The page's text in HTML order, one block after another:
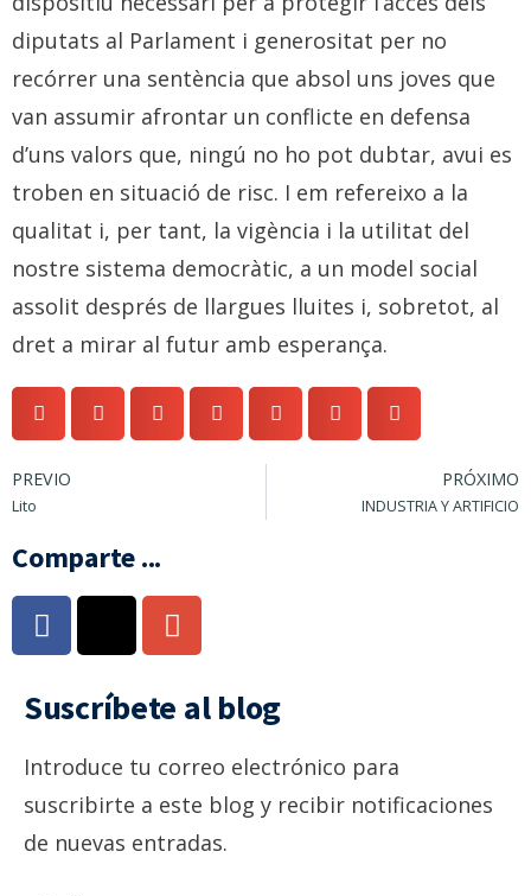
diputats al Parlament i generositat per no
recórrer una sentència que absol uns joves que
van assumir afrontar un conflicte en defensa
d’uns valors que, ningú no ho pot dubtar, avui es
troben en situació de risc. I em refereixo a la
qualitat i, per tant, la vigència i la utilitat del
nostre sistema democràtic, a un model social
assolit després de llargues lluites i, sobretot, al
dret a mirar al futur amb esperança.
PREVIO
Lito
PRÓXIMO
INDUSTRIA Y ARTIFICIO
Comparte ...
Suscríbete al blog
Introduce tu correo electrónico para
suscribirte a este blog y recibir notificaciones
de nuevas entradas.